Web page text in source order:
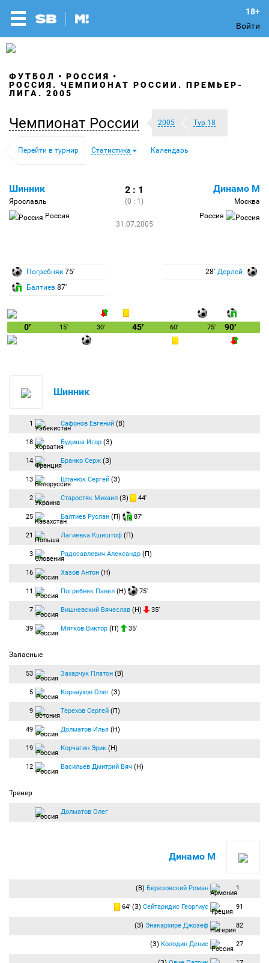
Войти
ФУТБОЛ
РОССИЯ
РОССИЯ. ЧЕМПИОНАТ РОССИИ. ПРЕМЬЕР-
ЛИГА. 2005
Чемпионат России 2005 Тур 18
Перейти в турнир Статистика Календарь
Шинник
Ярославль
Россия
2 : 1
(0 : 1)
31.07.2005
Динамо М
Москва
Россия
Погребняк 75′
Балтиев 87′
28′ Дерлей
0′ 15′ 30′ 45′ 60′ 75′ 90′
Шинник
1 Сафонов Евгений (В)
18 Будиша Игор (З)
14 Бранко Серж (З)
13 Штанюк Сергей (З)
2 Старостяк Михаил (З) 44′
25 Балтиев Руслан (П) 87′
21 Лагиевка Кшиштоф (П)
3 Радосавлевич Александр (П)
16 Хазов Антон (Н)
11 Погребняк Павел (Н) 75′
7 Вишневский Вячеслав (Н) 35′
39 Мягков Виктор (П) 35′
Запасные
53 Захарчук Платон (В)
5 Корнаухов Олег (З)
9 Терехов Сергей (П)
49 Долматов Илья (Н)
19 Корчагин Эрик (Н)
12 Васильев Дмитрий Вяч (Н)
Тренер
Долматов Олег
Динамо М
(В) Березовский Роман 1
64′ (З) Сейтаридис Георгиус 91
(З) Энакархире Джозеф 82
(З) Колодин Денис 27